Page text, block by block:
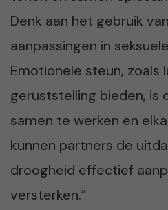
Denk aan het gebruik
aanpassingen in
Emotionele steun, zoals
geruststelling bieden, is
samen te werken en
kunnen partners de
droogheid effectief
versterken.”